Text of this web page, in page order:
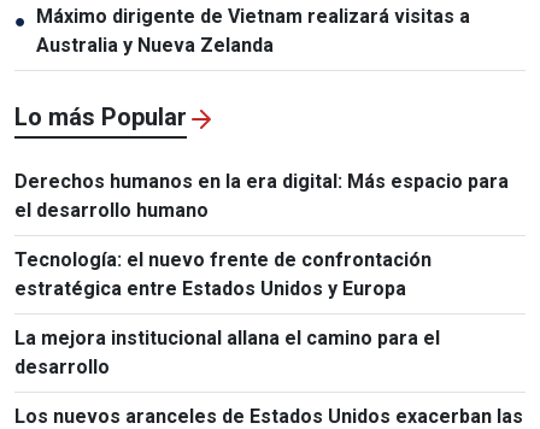
● Máximo dirigente de Vietnam realizará visitas a
Australia y Nueva Zelanda
Lo más Popular
Derechos humanos en la era digital: Más espacio para
el desarrollo humano
Tecnología: el nuevo frente de confrontación
estratégica entre Estados Unidos y Europa
La mejora institucional allana el camino para el
desarrollo
Los nuevos aranceles de Estados Unidos exacerban las